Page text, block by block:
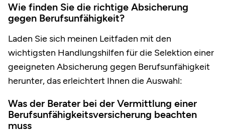
Wie finden Sie die richtige Absicherung
gegen Berufsunfähigkeit?
Laden Sie sich meinen Leitfaden mit den
wichtigsten Handlungshilfen für die Selektion einer
geeigneten Absicherung gegen Berufsunfähigkeit
herunter, das erleichtert Ihnen die Auswahl:
Was der Berater bei der Vermittlung einer
Berufsunfähigkeitsversicherung beachten
muss